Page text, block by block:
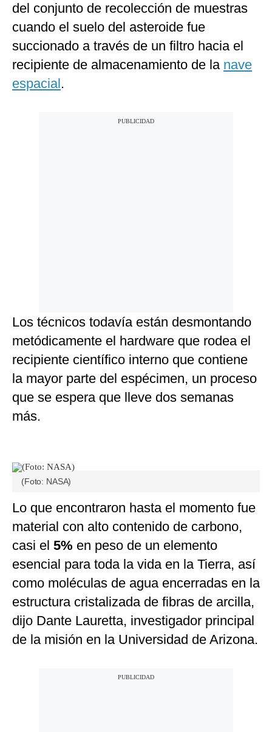
del conjunto de recolección de muestras
cuando el suelo del asteroide fue
succionado a través de un filtro hacia el
recipiente de almacenamiento de la nave
espacial.
Los técnicos todavía están desmontando
metódicamente el hardware que rodea el
recipiente científico interno que contiene
la mayor parte del espécimen, un proceso
que se espera que lleve dos semanas
más.
(Foto: NASA)
Lo que encontraron hasta el momento fue
material con alto contenido de carbono,
casi el 5% en peso de un elemento
esencial para toda la vida en la Tierra, así
como moléculas de agua encerradas en la
estructura cristalizada de fibras de arcilla,
dijo Dante Lauretta, investigador principal
de la misión en la Universidad de Arizona.